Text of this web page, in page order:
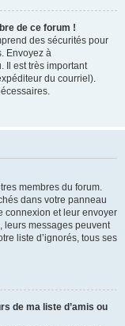
de ce forum !
des sécurités pour
Envoyez à
Il est très important
du courriel).
membres du forum.
dans votre panneau
connexion et leur envoyer
leurs messages peuvent
liste d’ignorés, tous ses
de ma liste d’amis ou